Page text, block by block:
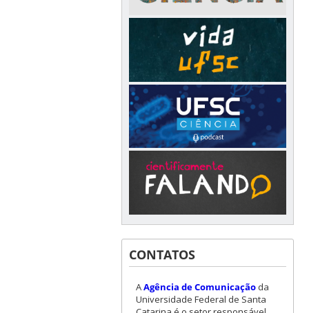
CONTATOS
AAgência de Comunicaçãoda
Universidade Federal de Santa